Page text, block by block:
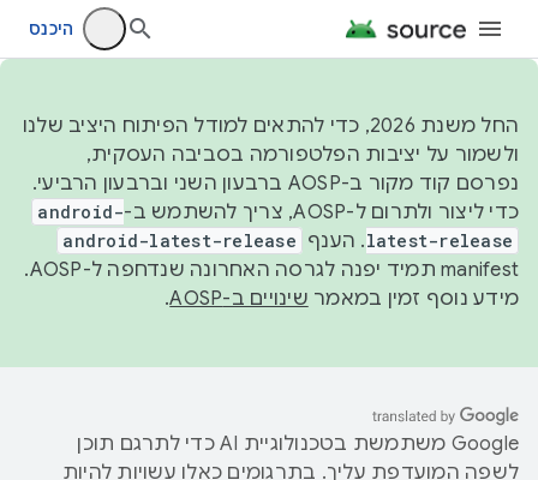
היכנס
החל משנת 2026, כדי להתאים למודל הפיתוח היציב שלנו
ולשמור על יציבות הפלטפורמה בסביבה העסקית,
נפרסם קוד מקור ב-AOSP ברבעון השני וברבעון הרביעי.
כדי ליצור ולתרום ל-AOSP, צריך להשתמש ב-
android-
latest-release. הענף android-latest-release
manifest תמיד יפנה לגרסה האחרונה שנדחפה ל-AOSP.
מידע נוסף זמין במאמר שינויים ב-AOSP .
‫Google משתמשת בטכנולוגיית AI כדי לתרגם תוכן
לשפה המועדפת עליך. בתרגומים כאלו עשויות להיות